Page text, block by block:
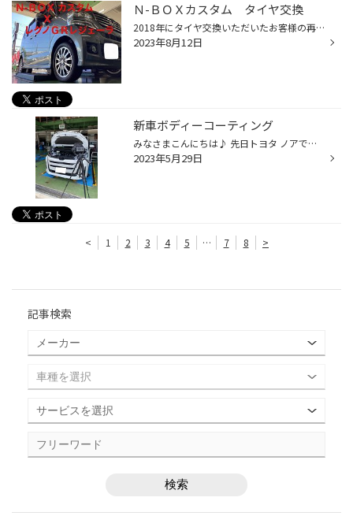
Ｎ-ＢＯＸカスタム タイヤ交換
2018年にタイヤ交換いただいたお客様の再度のタイヤ交換です。 約5年経過でショルダー部分にひび割れが出ています。 バッテリーやオイルの無料点検実施しております。 タイヤを外した際のハブ部分です。 コーティング施工させていただきました。 前回同様レグノＧＲレジェーラを装着です。 リピート...
2023年8月12日
新車ボディーコーティング
みなさまこんにちは♪ 先日トヨタ ノアでボディーコーティングを行いました(*^▽^*)y 新車で納車されて直ぐの為元から綺麗なお車なのですが 光を当てて傷とか色々と確認しながらしっかりと磨きを 掛けて仕上げて行来ます。 こんな感じでプロの凄腕で磨き上げて行きます。 新車で元から綺麗はずなのに...
2023年5月29日
< 1 2 3 4 5 … 7 8 >
記事検索